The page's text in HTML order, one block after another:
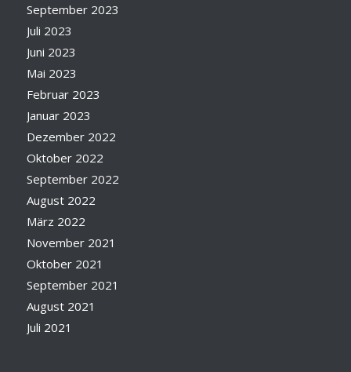
September 2023
Juli 2023
Juni 2023
Mai 2023
Februar 2023
Januar 2023
Dezember 2022
Oktober 2022
September 2022
August 2022
März 2022
November 2021
Oktober 2021
September 2021
August 2021
Juli 2021